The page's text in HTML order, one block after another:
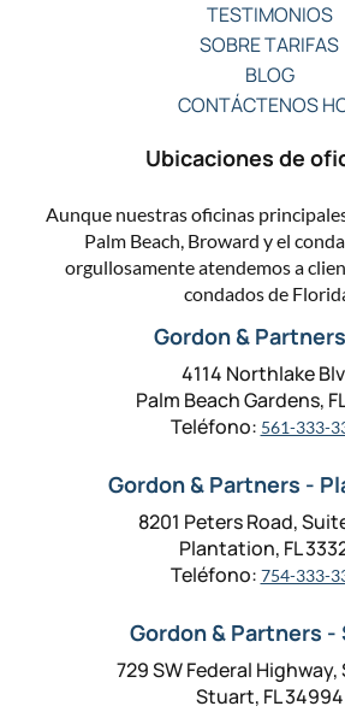
TESTIMONIOS
SOBRE TARIFAS
BLOG
CONTÁCTENOS
Ubicaciones de
Aunque nuestras oficinas
Palm Beach, Broward y el
orgullosamente atendemos a
condados de
Gordon &
4114 Northlake
Palm Beach Gardens,
Teléfono: 561-333-
Gordon & Partners -
8201 Peters Road,
Plantation, FL
Teléfono: 754-333-
Gordon & Partners
729 SW Federal Highway,
Stuart, FL 34994